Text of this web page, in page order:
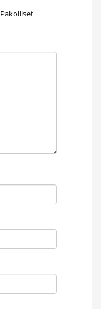
Pakolliset